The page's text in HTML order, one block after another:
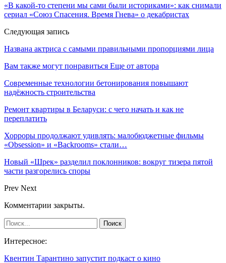
«В какой-то степени мы сами были историками»: как снимали
сериал «Союз Спасения. Время Гнева» о декабристах
Следующая запись
Названа актриса с самыми правильными пропорциями лица
Вам также могут понравиться Еще от автора
Современные технологии бетонирования повышают
надёжность строительства
Ремонт квартиры в Беларуси: с чего начать и как не
переплатить
Хорроры продолжают удивлять: малобюджетные фильмы
«Obsession» и «Backrooms» стали…
Новый «Шрек» разделил поклонников: вокруг тизера пятой
части разгорелись споры
Prev Next
Комментарии закрыты.
Интересное:
Квентин Тарантино запустит подкаст о кино